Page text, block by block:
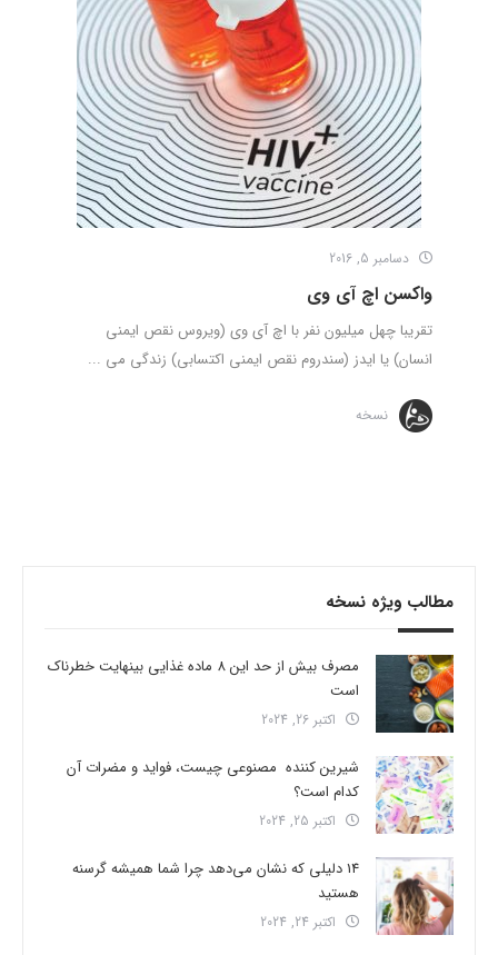
دسامبر 5, 2016
واکسن اچ آی وی
تقریبا چهل میلیون نفر با اچ آی وی (ویروس نقص ایمنی
انسان) یا ایدز (سندروم نقص ایمنی اکتسابی) زندگی می ...
نسخه
مطالب ویژه نسخه
مصرف بیش از حد این 8 ماده غذایی بینهایت خطرناک
است
اکتبر 26, 2024
شیرین کننده مصنوعی چیست، فواید و مضرات آن
کدام است؟
اکتبر 25, 2024
14 دلیلی که نشان می‌دهد چرا شما همیشه گرسنه
هستید
اکتبر 24, 2024